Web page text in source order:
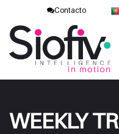
Contacto
WEEKLY